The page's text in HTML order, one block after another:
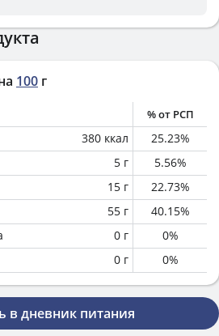
100 г
% от РСП
380 ккал 25.23%
5 г 5.56%
15 г 22.73%
55 г 40.15%
0 г 0%
0 г 0%
в дневник питания